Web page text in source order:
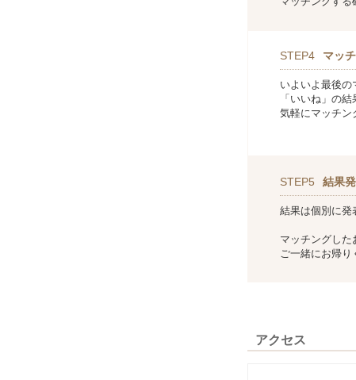
STEP4 マッ
いよいよ最後の
「いいね」の
気軽にマッチン
STEP5 結果
結果は個別に発
マッチングした
ご一緒にお帰り
アクセス